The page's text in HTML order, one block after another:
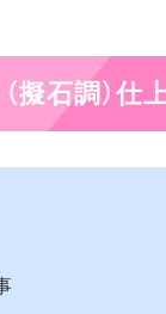
石調）仕